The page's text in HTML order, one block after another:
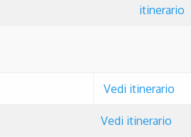
itinerario
Vedi itinerario
Vedi itinerario